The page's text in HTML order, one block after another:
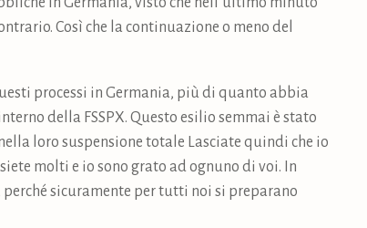
Così che la continuazione o meno del
processi in Germania, più di quanto abbia
della FSSPX. Questo esilio semmai è stato
loro suspensione totale Lasciate quindi che io
molti e io sono grato ad ognuno di voi. In
sicuramente per tutti noi si preparano